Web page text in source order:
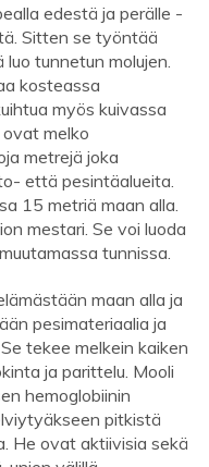
edestä ja perälle -
Sitten se työntää
tunnetun molujen.
kosteassa
myös kuivassa
melko
metrejä joka
että pesintäalueita.
15 metriä maan alla.
mestari. Se voi luoda
tunnissa.
maan alla ja
pesimateriaalia ja
tekee melkein kaiken
ja parittelu. Mooli
hemoglobiinin
pitkistä
He ovat aktiivisia sekä